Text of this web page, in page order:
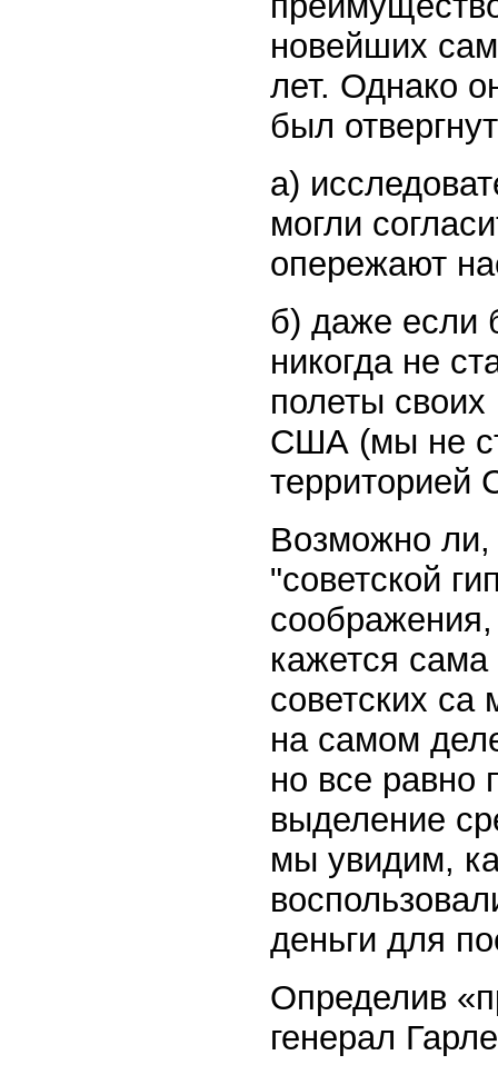
новейших
лет. Однако
был
а)
могли
опережают
б) даже если
никогда не
полеты
США (мы не
территорией
Возможно ли,
"советской
кажется
советских
на самом
но все равно
выделение
мы увидим,
деньги для
Определив
генерал